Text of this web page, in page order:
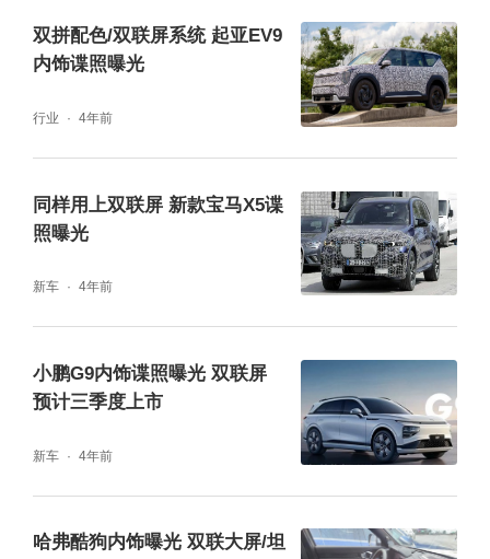
双拼配色/双联屏系统 起亚EV9
内饰谍照曝光
行业 4年前
同样用上双联屏 新款宝马X5谍
照曝光
新车 4年前
小鹏G9内饰谍照曝光 双联屏
预计三季度上市
新车 4年前
哈弗酷狗内饰曝光 双联大屏/坦